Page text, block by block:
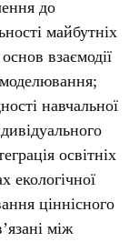
до
майбутніх
взаємодії
навчальної
освітніх
екологічної
ціннісного
між